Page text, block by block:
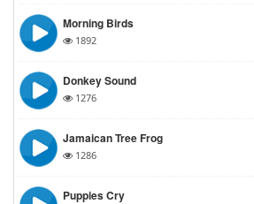
Morning Birds
1892
Donkey Sound
1276
Jamaican Tree Frog
1286
Puppies Cry